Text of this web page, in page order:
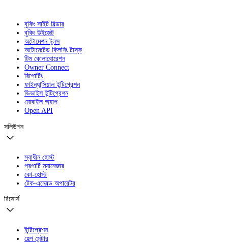
বুকিং সাইট বিল্ডার
বুকিং উইজেট
অটোমেশন টুলস
অটোমেটেড ক্লিনিং টাস্ক
টিম কোলাবোরেশন
Owner Connect
রিপোর্টিং
ফাইন্যান্সিয়াল ইন্টিগ্রেশন
ডিভাইস ইন্টিগ্রেশন
মোবাইল অ্যাপ
Open API
সলিউশন
স্বাধীন হোস্ট
প্রপার্টি ম্যানেজার
কো-হোস্ট
টেক-এনেবল্ড অপারেটর
রিসোর্স
ইন্টিগ্রেশন
হেল্প সেন্টার